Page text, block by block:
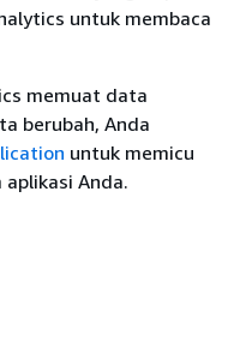
untuk membaca
memuat data
berubah, Anda
untuk memicu
Anda.